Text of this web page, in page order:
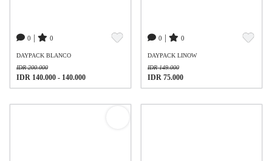
0 0
DAYPACK BLANCO
IDR 200.000
IDR 140.000 - 140.000
0 0
DAYPACK LINOW
IDR 149.000
IDR 75.000